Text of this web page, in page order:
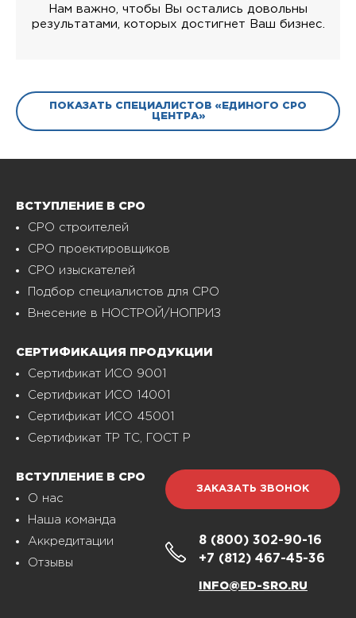
Нам важно, чтобы Вы остались довольны
результатами, которых достигнет Ваш бизнес.
ПОКАЗАТЬ СПЕЦИАЛИСТОВ «ЕДИНОГО СРО
ЦЕНТРА»
ВСТУПЛЕНИЕ В СРО
СРО строителей
СРО проектировщиков
СРО изыскателей
Подбор специалистов для СРО
Внесение в НОСТРОЙ/НОПРИЗ
СЕРТИФИКАЦИЯ ПРОДУКЦИИ
Сертификат ИСО 9001
Сертификат ИСО 14001
Сертификат ИСО 45001
Сертификат ТР ТС, ГОСТ Р
ВСТУПЛЕНИЕ В СРО
О нас
Наша команда
Аккредитации
Отзывы
ЗАКАЗАТЬ ЗВОНОК
8 (800) 302-90-16
+7 (812) 467-45-36
INFO@ED-SRO.RU